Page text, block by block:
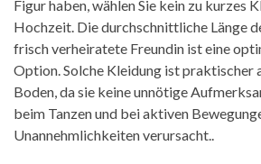
Figur haben, wählen Sie kein zu kurzes
Hochzeit. Die durchschnittliche Länge
frisch verheiratete Freundin ist eine
Option. Solche Kleidung ist praktischer
Boden, da sie keine unnötige
beim Tanzen und bei aktiven
Unannehmlichkeiten verursacht..